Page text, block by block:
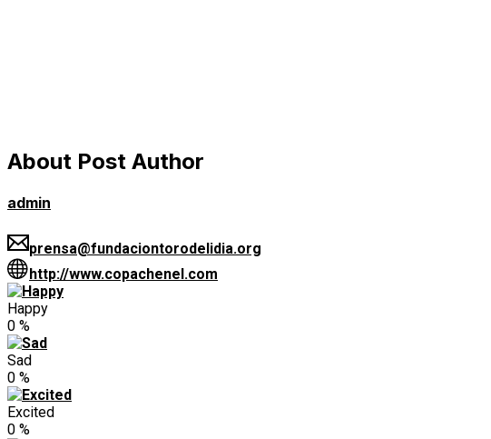
About Post Author
admin
prensa@fundaciontorodelidia.org
http://www.copachenel.com
Happy
0 %
Sad
0 %
Excited
0 %